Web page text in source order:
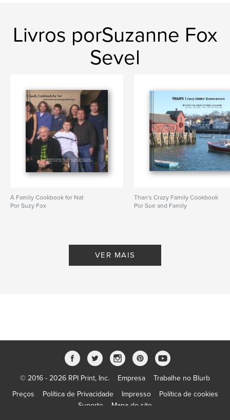
Livros porSuzanne Fox
Sevel
A Family Cookbook for Nat
Por Suzy Fox
Than's Crazy Family Cookbook
Por Sue and Family
VER MAIS
© 2016 - 2026 RPI Print, Inc. Empresa
Trabalhe no Blurb
Preços
Política de Privacidade Impresso
Política de cookies
Suporte
Mapa do site